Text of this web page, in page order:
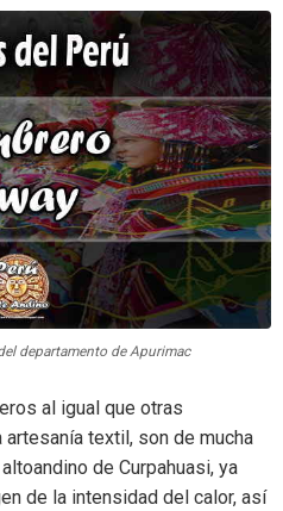
departamento de Apurimac
al igual que otras
textil, son de mucha
de Curpahuasi, ya
de la intensidad del calor, así